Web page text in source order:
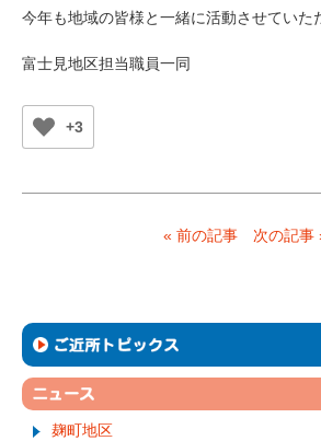
今年も地域の皆様と一緒に活動させていた
富士見地区担当職員一同
+3
« 前の記事 次の記事
麹町地区